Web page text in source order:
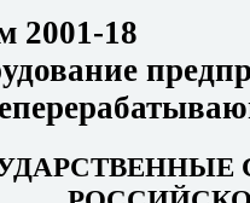
2001-18